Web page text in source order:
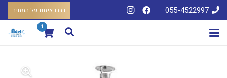
055-4522997 דברו איתנו על המחיר
1